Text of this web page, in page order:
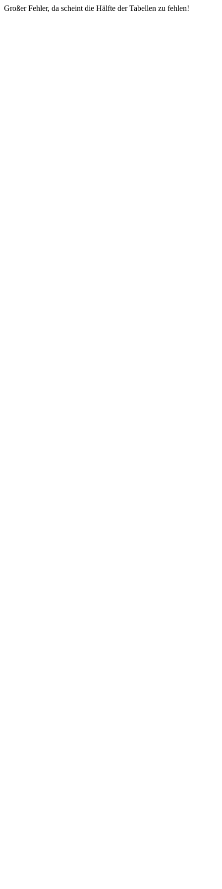
Großer Fehler, da scheint die Hälfte der Tabellen zu fehlen!